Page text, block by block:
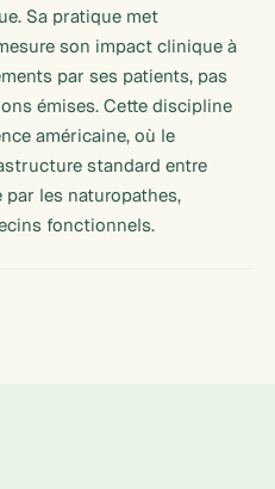
Sa pratique met
son impact clinique à
par ses patients, pas
émises. Cette discipline
américaine, où le
standard entre
les naturopathes,
fonctionnels.